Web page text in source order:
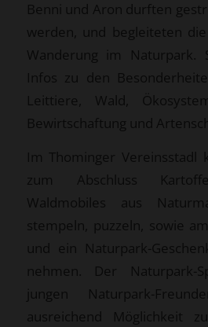
Benni und Aron durften
werden, und begleiteten
Wanderung im Naturpark.
Infos zu den
Leittiere, Wald,
Bewirtschaftung und
Im Thominger Vereinsstadl
zum Abschluss
Waldmobiles aus
stempeln, puzzeln, sowie
und ein Naturpark-
nehmen. Der Naturpark-
jungen Naturpark-
ausreichend Möglichkeit